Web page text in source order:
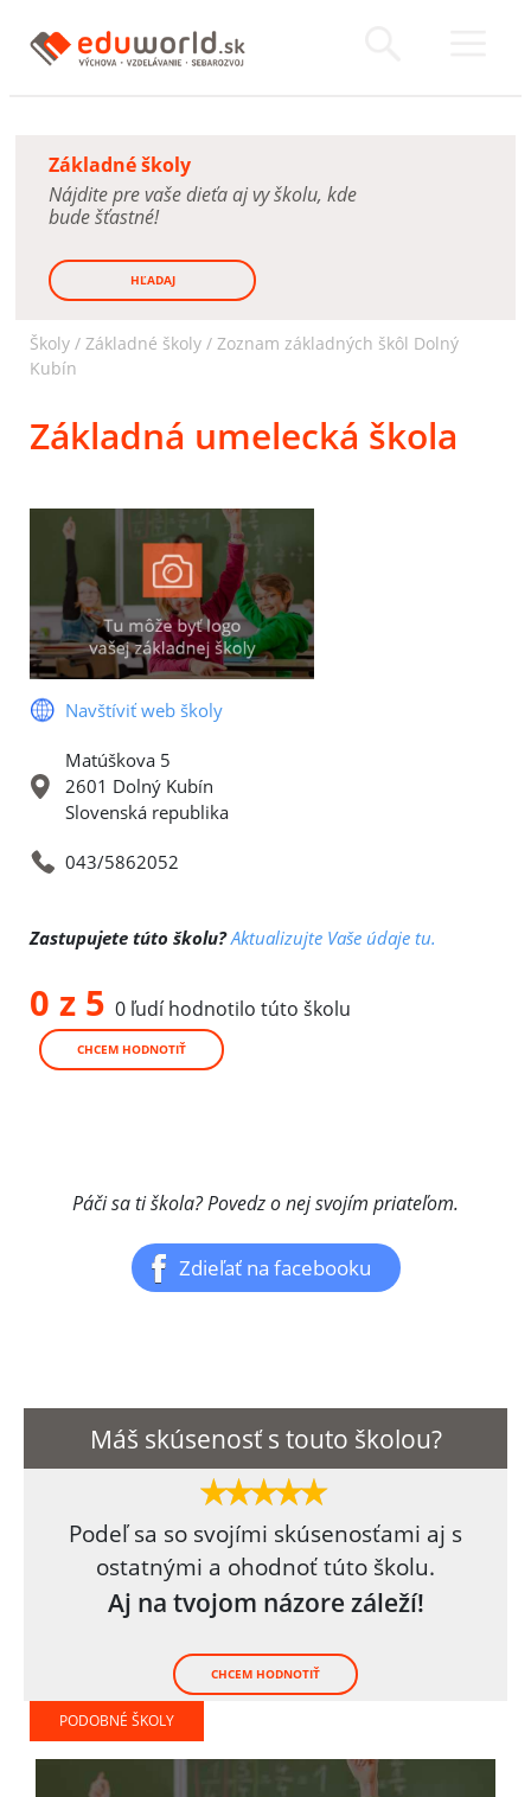
Základné školy
Nájdite pre vaše dieťa aj vy školu, kde
bude šťastné!
HĽADAJ
Školy / Základné školy / Zoznam základných škôl Dolný
Kubín
Základná umelecká škola
Navštíviť web školy
Matúškova 5
2601 Dolný Kubín
Slovenská republika
043/5862052
Zastupujete túto školu? Aktualizujte Vaše údaje tu.
0 z 5 0 ľudí hodnotilo túto školu
CHCEM HODNOTIŤ
Páči sa ti škola? Povedz o nej svojím priateľom.
Zdieľať na facebooku
Máš skúsenosť s touto školou?
Podeľ sa so svojími skúsenosťami aj s
ostatnými a ohodnoť túto školu.
Aj na tvojom názore záleží!
CHCEM HODNOTIŤ
PODOBNÉ ŠKOLY